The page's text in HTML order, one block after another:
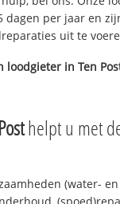
dagen per jaar en
uit te
loodgieter inTen
helpt u met
(water-